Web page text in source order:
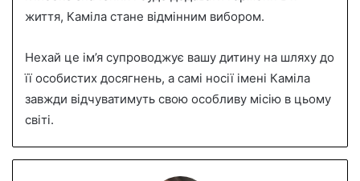
життя, Каміла стане відмінним вибором.
Нехай це ім’я супроводжує вашу дитину на шляху до
її особистих досягнень, а самі носії імені Каміла
завжди відчуватимуть свою особливу місію в цьому
світі.